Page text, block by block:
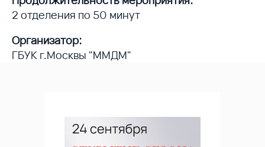
2 отделения по 50 минут
Организатор:
ГБУК г.Москвы "ММДМ"